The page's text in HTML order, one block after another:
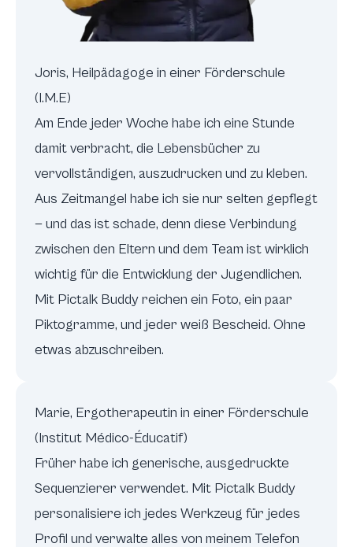
Joris, Heilpädagoge in einer Förderschule
(I.M.E)
Am Ende jeder Woche habe ich eine Stunde
damit verbracht, die Lebensbücher zu
vervollständigen, auszudrucken und zu kleben.
Aus Zeitmangel habe ich sie nur selten gepflegt
— und das ist schade, denn diese Verbindung
zwischen den Eltern und dem Team ist wirklich
wichtig für die Entwicklung der Jugendlichen.
Mit Pictalk Buddy reichen ein Foto, ein paar
Piktogramme, und jeder weiß Bescheid. Ohne
etwas abzuschreiben.
Marie, Ergotherapeutin in einer Förderschule
(Institut Médico-Éducatif)
Früher habe ich generische, ausgedruckte
Sequenzierer verwendet. Mit Pictalk Buddy
personalisiere ich jedes Werkzeug für jedes
Profil und verwalte alles von meinem Telefon